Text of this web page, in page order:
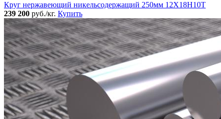
Круг нержавеющий никельсодержащий 250мм 12Х18Н10Т
239 200 руб./кг. Купить